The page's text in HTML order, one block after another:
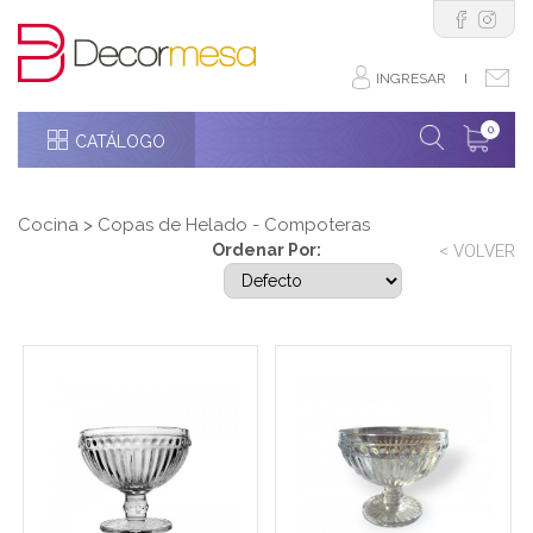
INGRESAR I
CATÁLOGO
0
Cocina > Copas de Helado - Compoteras
< VOLVER
Ordenar Por:
Set x6 copas de helado
rayado con puntos 340ml
Set x copas de helado
rayado con puntos 340ml